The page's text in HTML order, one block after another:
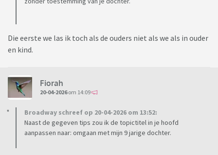
Die eerste we las ik toch als de ouders niet als we als in ouder
en kind.
Fiorah
20-04-2026om 14:09
Broadway schreef op 20-04-2026 om 13:52:
Naast de gegeven tips zou ik de topictitel in je hoofd
aanpassen naar: omgaan met mijn 9 jarige dochter.